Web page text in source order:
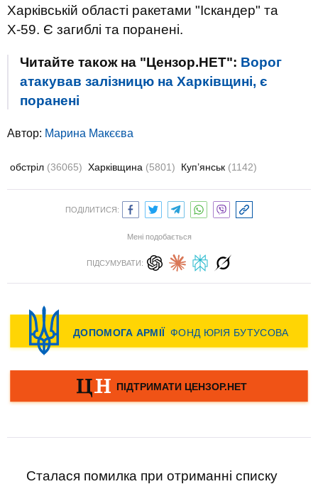
Харківській області ракетами "Іскандер" та
Х-59. Є загиблі та поранені.
Читайте також на "Цензор.НЕТ": Ворог
атакував залізницю на Харківщині, є
поранені
Автор: Марина Макєєва
обстріл (36065) Харківщина (5801) Куп’янськ (1142)
ПОДІЛИТИСЯ:
Мені подобається
ПІДСУМУВАТИ:
Сталася помилка при отриманні списку